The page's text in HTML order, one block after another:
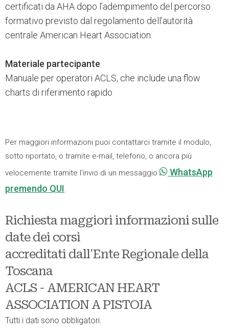
certificati da AHA dopo l’adempimento del percorso
formativo previsto dal regolamento dell’autorità
centrale American Heart Association.
Materiale partecipante
Manuale per operatori ACLS, che include una flow
charts di riferimento rapido
Per maggiori informazioni puoi contattarci tramite il modulo,
sotto riportato, o tramite e-mail, telefono, o ancora più
velocemente tramite l'invio di un messaggio
WhatsApp
premendo QUI.
Richiesta maggiori informazioni sulle
date dei corsi
accreditati dall'Ente Regionale della
Toscana
ACLS - AMERICAN HEART
ASSOCIATION A PISTOIA
Tutti i dati sono obbligatori.